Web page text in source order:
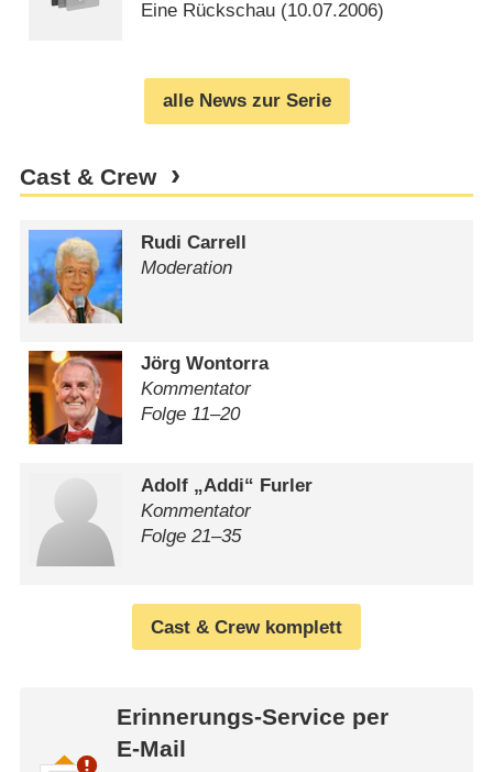
Eine Rückschau (10.07.2006)
alle News zur Serie
Cast & Crew
Rudi Carrell
Moderation
Jörg Wontorra
Kommentator
Folge 11⁠–⁠20
Adolf „Addi“ Furler
Kommentator
Folge 21⁠–⁠35
Cast & Crew komplett
Erinnerungs-Service per
E-Mail